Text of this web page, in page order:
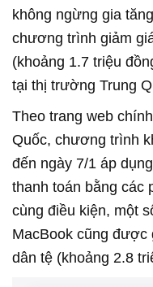
không ngừng gia
chương trình giảm
(khoảng 1.7 triệu
tại thị trường Trung
Theo trang web
Quốc, chương trình
đến ngày 7/1 áp
thanh toán bằng các
cùng điều kiện, một
MacBook cũng được
dân tệ (khoảng 2.8